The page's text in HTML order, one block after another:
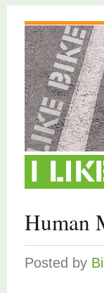
Human
Posted by